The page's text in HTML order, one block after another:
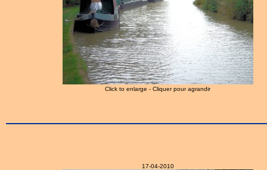
Click to enlarge - Cliquer pour agrandir
17-04-2010